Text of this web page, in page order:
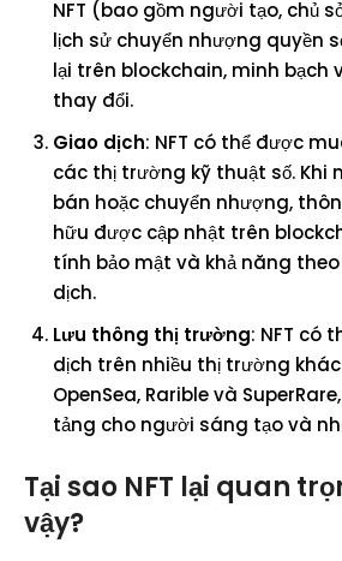
NFT (bao gồm người tạo, chủ
lịch sử chuyển nhượng quyền
lại trên blockchain, minh bạch
thay đổi.
Giao dịch: NFT có thể được
các thị trường kỹ thuật số. Khi
bán hoặc chuyển nhượng,
hữu được cập nhật trên
tính bảo mật và khả năng
dịch.
Lưu thông thị trường: NFT có
dịch trên nhiều thị trường
OpenSea, Rarible và
tảng cho người sáng tạo và
Tại sao NFT lại quan
vậy?